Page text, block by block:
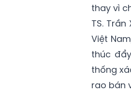
thay vì
TS.
Việt
thúc
thống
rao bán